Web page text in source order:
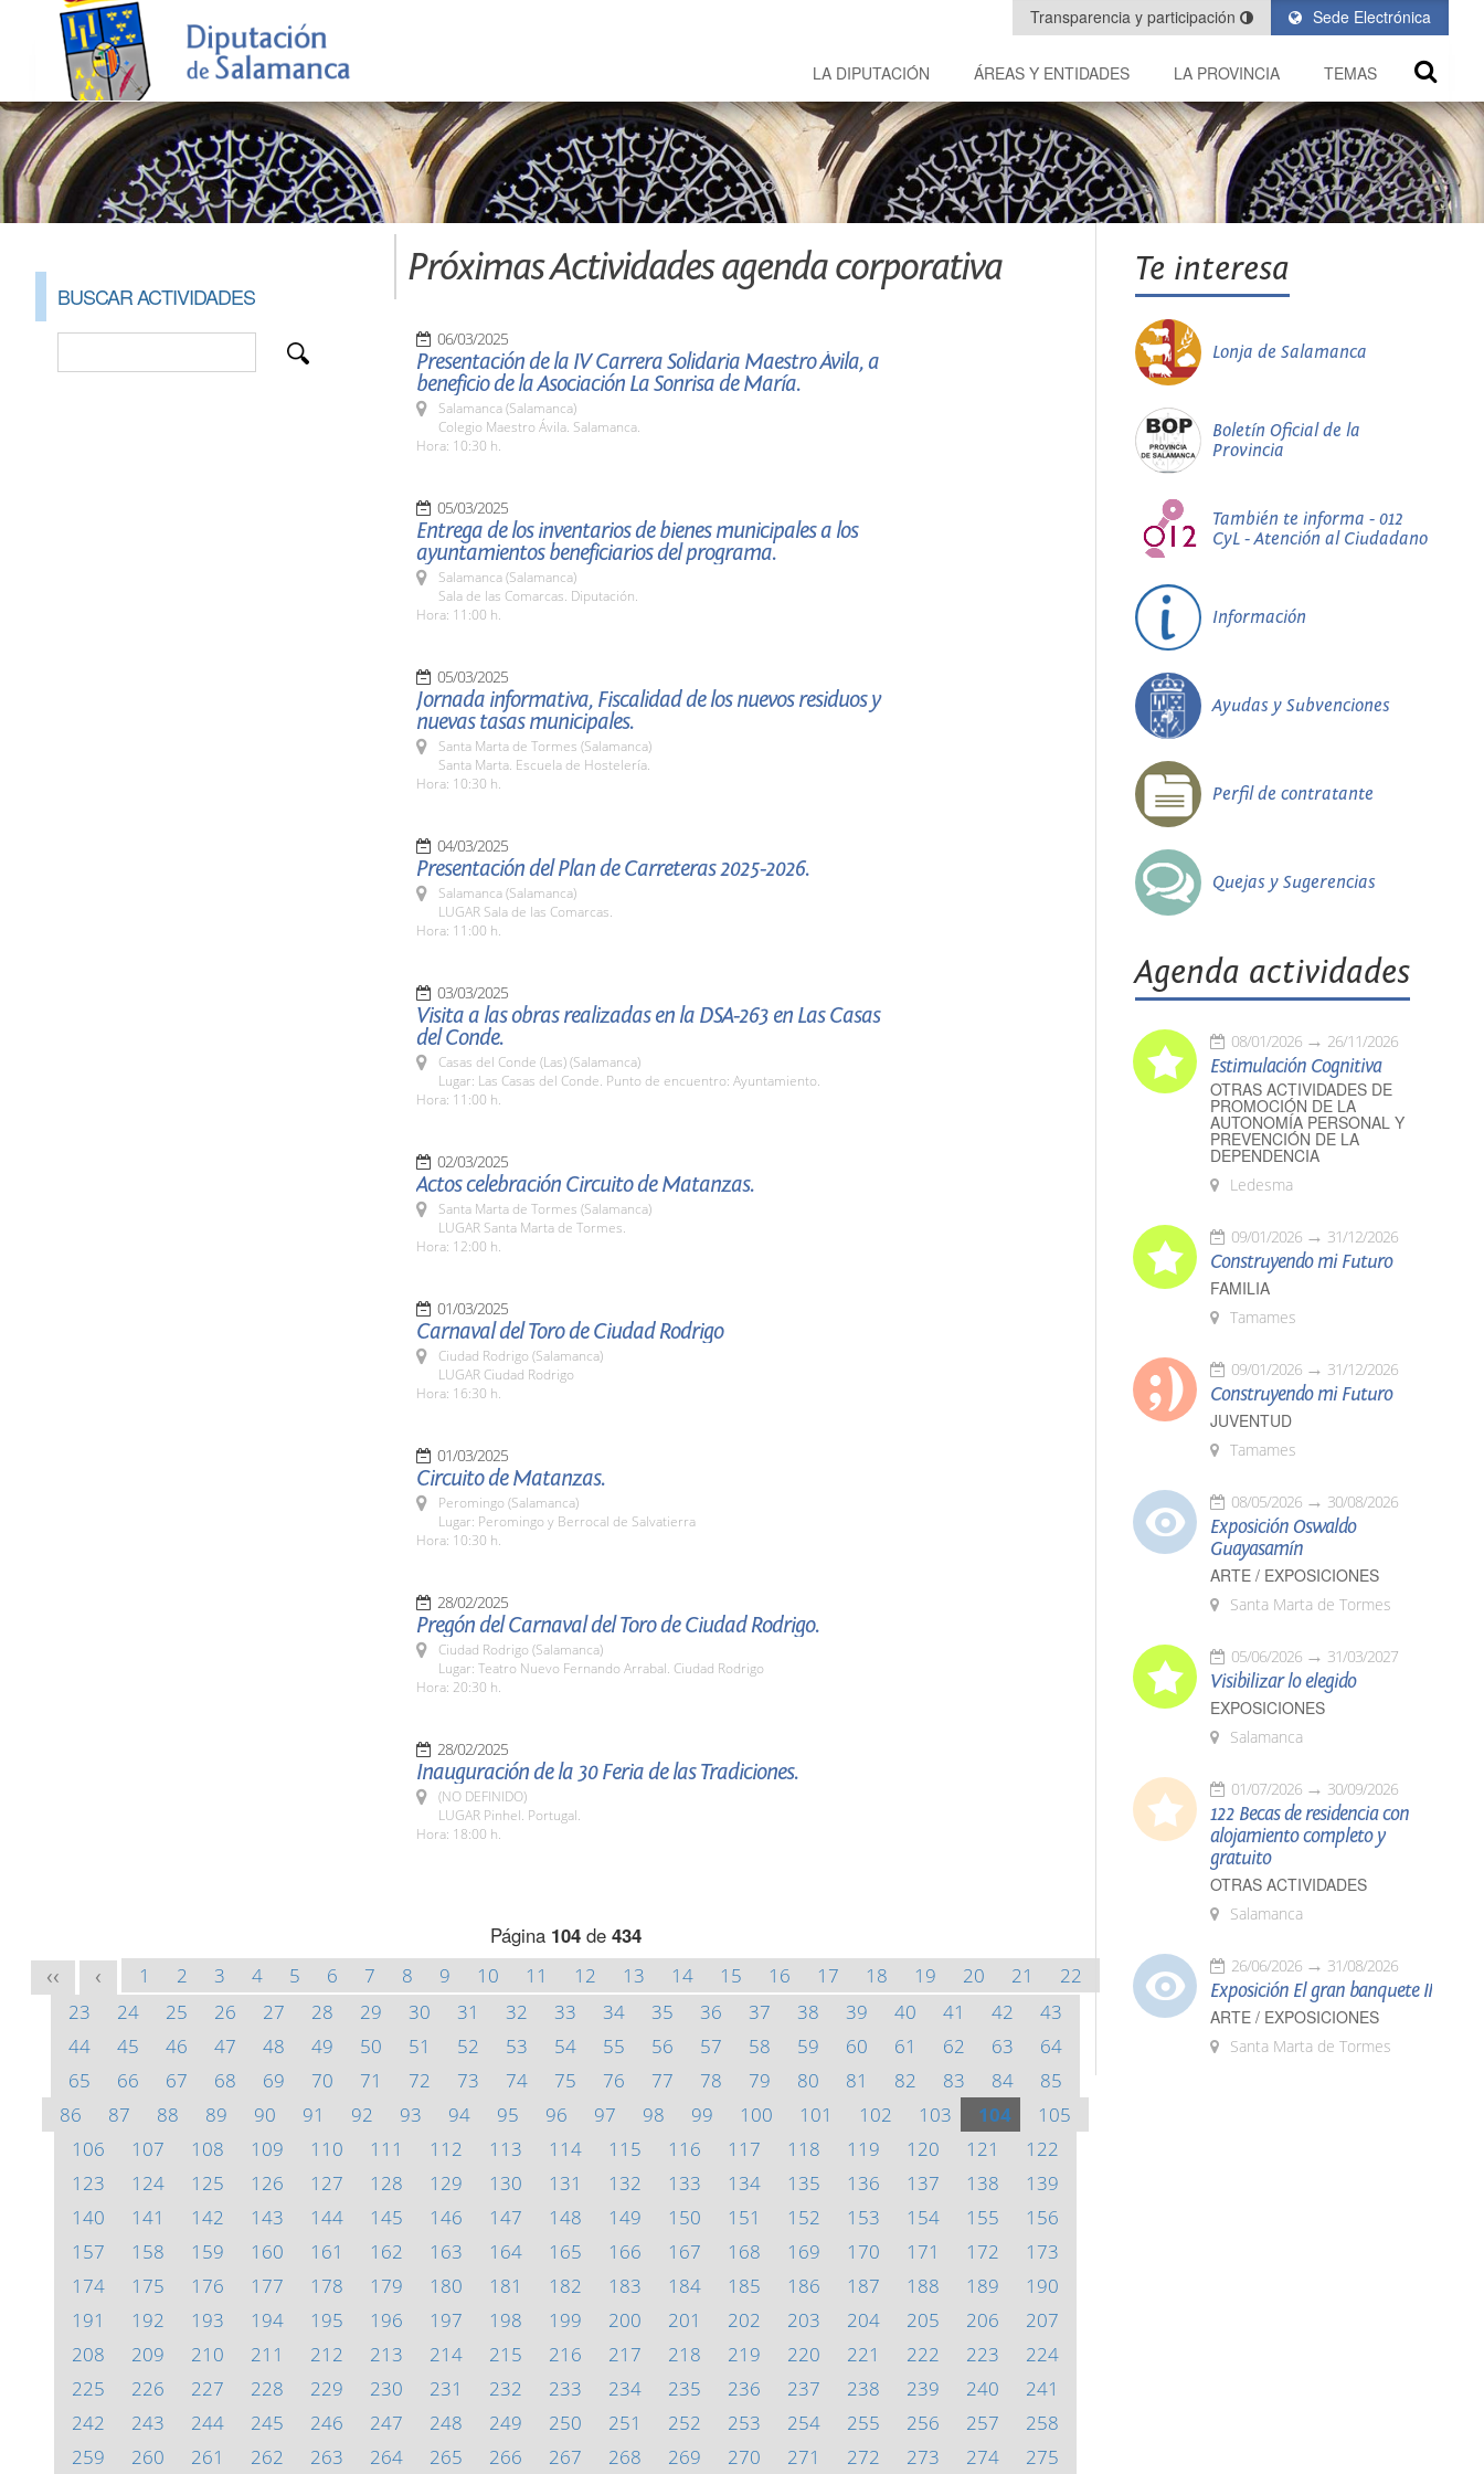
Sede Electrónica
Transparencia y participación
LA DIPUTACIÓN ÁREAS Y ENTIDADES LA PROVINCIA TEMAS
BUSCAR ACTIVIDADES
Próximas Actividades agenda corporativa
06/03/2025
Presentación de la IV Carrera Solidaria Maestro Ávila, a
beneficio de la Asociación La Sonrisa de María.
Salamanca (Salamanca)
Colegio Maestro Ávila. Salamanca.
Hora: 10:30 h.
05/03/2025
Entrega de los inventarios de bienes municipales a los
ayuntamientos beneficiarios del programa.
Salamanca (Salamanca)
Sala de las Comarcas. Diputación.
Hora: 11:00 h.
05/03/2025
Jornada informativa, Fiscalidad de los nuevos residuos y
nuevas tasas municipales.
Santa Marta de Tormes (Salamanca)
Santa Marta. Escuela de Hostelería.
Hora: 10:30 h.
04/03/2025
Presentación del Plan de Carreteras 2025-2026.
Salamanca (Salamanca)
LUGAR Sala de las Comarcas.
Hora: 11:00 h.
03/03/2025
Visita a las obras realizadas en la DSA-263 en Las Casas
del Conde.
Casas del Conde (Las) (Salamanca)
Lugar: Las Casas del Conde. Punto de encuentro: Ayuntamiento.
Hora: 11:00 h.
02/03/2025
Actos celebración Circuito de Matanzas.
Santa Marta de Tormes (Salamanca)
LUGAR Santa Marta de Tormes.
Hora: 12:00 h.
01/03/2025
Carnaval del Toro de Ciudad Rodrigo
Ciudad Rodrigo (Salamanca)
LUGAR Ciudad Rodrigo
Hora: 16:30 h.
01/03/2025
Circuito de Matanzas.
Peromingo (Salamanca)
Lugar: Peromingo y Berrocal de Salvatierra
Hora: 10:30 h.
28/02/2025
Pregón del Carnaval del Toro de Ciudad Rodrigo.
Ciudad Rodrigo (Salamanca)
Lugar: Teatro Nuevo Fernando Arrabal. Ciudad Rodrigo
Hora: 20:30 h.
28/02/2025
Inauguración de la 30 Feria de las Tradiciones.
(NO DEFINIDO)
LUGAR Pinhel. Portugal.
Hora: 18:00 h.
Página 104de 434
<< < 1 2 3 4 5 6 7 8 9 10 11 12 13 14 15 16 17 18 19 20 21
22
23
24 25 26 27 28 29 30 31 32 33 34 35 36 37 38 39 40 41 42
43
44
45 46 47 48 49 50 51 52 53 54 55 56 57 58 59 60 61 62 63
64
65
66 67 68 69 70 71 72 73 74 75 76 77 78 79 80 81 82 83 84
85
86
87 88 89 90 91 92 93 94 95 96 97 98 99 100 101 102 103 104
105
106
107 108 109 110 111 112 113 114 115 116 117 118 119 120 121
122
123
124 125 126 127 128 129 130 131 132 133 134 135 136 137 138
139
140
141 142 143 144 145 146 147 148 149 150 151 152 153 154 155
156
157
158 159 160 161 162 163 164 165 166 167 168 169 170 171 172
173
174
175 176 177 178 179 180 181 182 183 184 185 186 187 188 189
190
191
192 193 194 195 196 197 198 199 200 201 202 203 204 205 206
207
208
209 210 211 212 213 214 215 216 217 218 219 220 221 222 223
224
225
226 227 228 229 230 231 232 233 234 235 236 237 238 239 240
241
242
243 244 245 246 247 248 249 250 251 252 253 254 255 256 257
258
259
260 261 262 263 264 265 266 267 268 269 270 271 272 273 274 275
Te interesa
Lonja de Salamanca
Boletín Oficial de la
Provincia
También te informa - 012
CyL - Atención al Ciudadano
Información
Ayudas y Subvenciones
Perfil de contratante
Quejas y Sugerencias
Agenda actividades
08/01/2026 26/11/2026
Estimulación Cognitiva
OTRAS ACTIVIDADES DE
PROMOCIÓN DE LA
AUTONOMÍA PERSONAL Y
PREVENCIÓN DE LA
DEPENDENCIA
Ledesma
09/01/2026 31/12/2026
Construyendo mi Futuro
FAMILIA
Tamames
09/01/2026 31/12/2026
Construyendo mi Futuro
JUVENTUD
Tamames
08/05/2026 30/08/2026
Exposición Oswaldo
Guayasamín
ARTE / EXPOSICIONES
Santa Marta de Tormes
05/06/2026 31/03/2027
Visibilizar lo elegido
EXPOSICIONES
Salamanca
01/07/2026 30/09/2026
122 Becas de residencia con
alojamiento completo y
gratuito
OTRAS ACTIVIDADES
Salamanca
26/06/2026 31/08/2026
Exposición El gran banquete II
ARTE / EXPOSICIONES
Santa Marta de Tormes